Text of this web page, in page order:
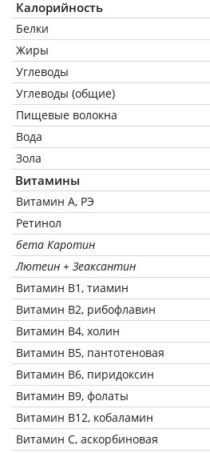
Калорийность
Белки
Жиры
Углеводы
Углеводы (общие)
Пищевые волокна
Вода
Зола
Витамины
Витамин А, РЭ
Ретинол
бета Каротин
Лютеин + Зеаксантин
Витамин В1, тиамин
Витамин В2, рибофлавин
Витамин В4, холин
Витамин В5, пантотеновая
Витамин В6, пиридоксин
Витамин В9, фолаты
Витамин В12, кобаламин
Витамин C, аскорбиновая